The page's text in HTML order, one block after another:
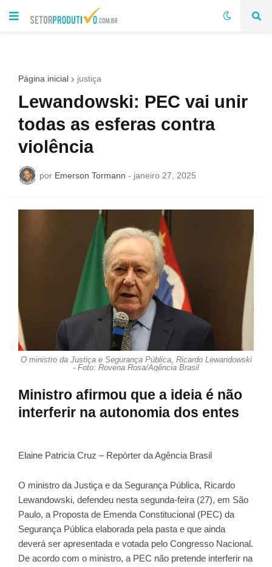
Página inicial justiça
Lewandowski: PEC vai unir
todas as esferas contra
violência
por Emerson Tormann - janeiro 27, 2025
O ministro da Justiça e Segurança Pública, Ricardo Lewandowski
- Foto: Rovena Rosa/Agência Brasil
Ministro afirmou que a ideia é não
interferir na autonomia dos entes
Elaine Patricia Cruz – Repórter da Agência Brasil
O ministro da Justiça e da Segurança Pública, Ricardo
Lewandowski, defendeu nesta segunda-feira (27), em São
Paulo, a Proposta de Emenda Constitucional (PEC) da
Segurança Pública elaborada pela pasta e que ainda
deverá ser apresentada e votada pelo Congresso Nacional.
De acordo com o ministro, a PEC não pretende interferir na